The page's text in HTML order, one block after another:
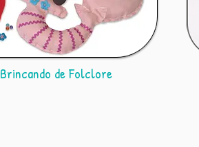
Brincando de Folclore